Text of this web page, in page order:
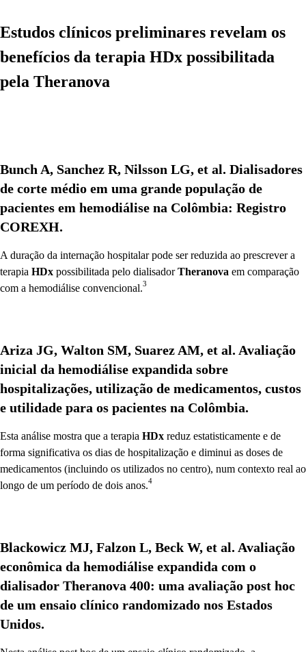
Estudos clínicos preliminares revelam os
benefícios da terapia HDx possibilitada
pela Theranova
Bunch A, Sanchez R, Nilsson LG, et al. Dialisadores
de corte médio em uma grande população de
pacientes em hemodiálise na Colômbia: Registro
COREXH.
A duração da internação hospitalar pode ser reduzida ao prescrever a
terapia HDx possibilitada pelo dialisadorTheranova em comparação
com a hemodiálise convencional.3
Ariza JG, Walton SM, Suarez AM, et al. Avaliação
inicial da hemodiálise expandida sobre
hospitalizações, utilização de medicamentos, custos
e utilidade para os pacientes na Colômbia.
Esta análise mostra que a terapia HDx reduz estatisticamente e de
forma significativa os dias de hospitalização e diminui as doses de
medicamentos (incluindo os utilizados no centro), num contexto real ao
longo de um período de dois anos.4
Blackowicz MJ, Falzon L, Beck W, et al. Avaliação
econômica da hemodiálise expandida com o
dialisador Theranova 400: uma avaliação post hoc
de um ensaio clínico randomizado nos Estados
Unidos.